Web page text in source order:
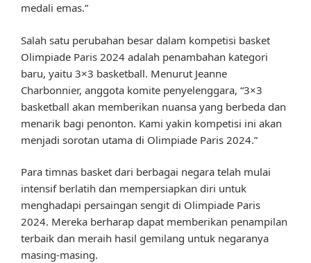
medali emas.”
Salah satu perubahan besar dalam kompetisi basket
Olimpiade Paris 2024 adalah penambahan kategori
baru, yaitu 3×3 basketball. Menurut Jeanne
Charbonnier, anggota komite penyelenggara, “3×3
basketball akan memberikan nuansa yang berbeda dan
menarik bagi penonton. Kami yakin kompetisi ini akan
menjadi sorotan utama di Olimpiade Paris 2024.”
Para timnas basket dari berbagai negara telah mulai
intensif berlatih dan mempersiapkan diri untuk
menghadapi persaingan sengit di Olimpiade Paris
2024. Mereka berharap dapat memberikan penampilan
terbaik dan meraih hasil gemilang untuk negaranya
masing-masing.